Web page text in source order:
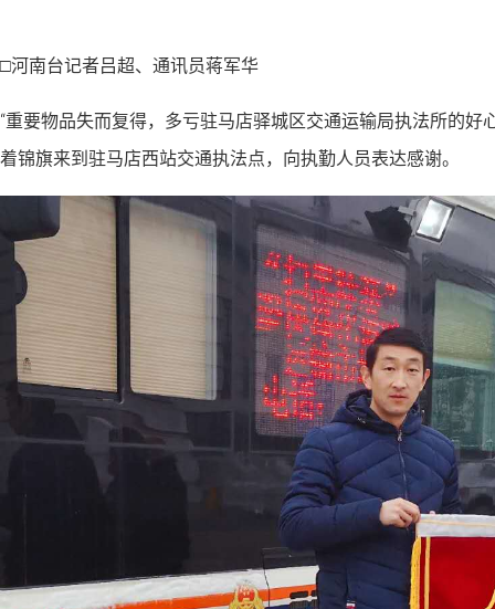
□河南台记者吕超、通讯员蒋军华
“重要物品失而复得，多亏驻马店驿城区交通运输局执法所的好
着锦旗来到驻马店西站交通执法点，向执勤人员表达感谢。